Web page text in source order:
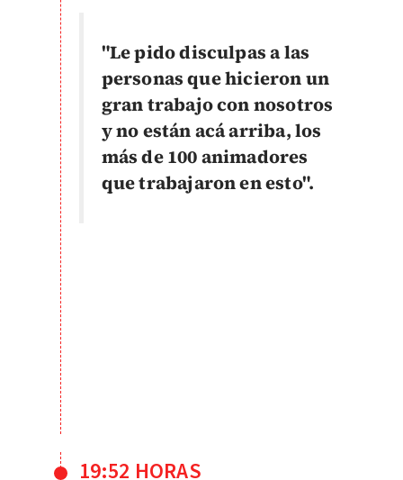
"Le pido disculpas a las
personas que hicieron un
gran trabajo con nosotros
y no están acá arriba, los
más de 100 animadores
que trabajaron en esto".
19:52 HORAS